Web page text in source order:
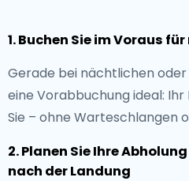
1. Buchen Sie im Voraus
Gerade bei nächtlichen
eine Vorabbuchung ideal:
Sie – ohne Warteschlangen
2. Planen Sie Ihre
nach der Landung